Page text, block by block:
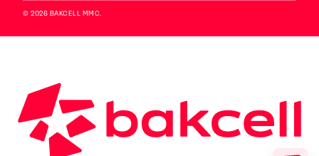
© 2026 BAKCELL MMC.